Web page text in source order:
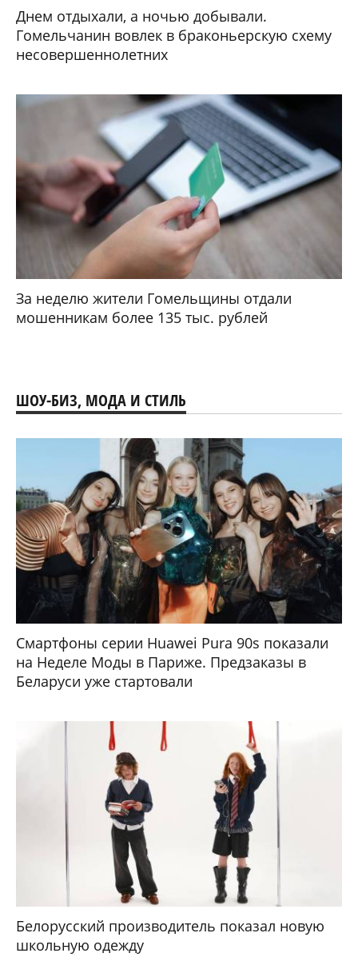
Днем отдыхали, а ночью добывали.
Гомельчанин вовлек в браконьерскую схему
несовершеннолетних
За неделю жители Гомельщины отдали
мошенникам более 135 тыс. рублей
ШОУ-БИЗ, МОДА И СТИЛЬ
Смартфоны серии Huawei Pura 90s показали
на Неделе Моды в Париже. Предзаказы в
Беларуси уже стартовали
Белорусский производитель показал новую
школьную одежду